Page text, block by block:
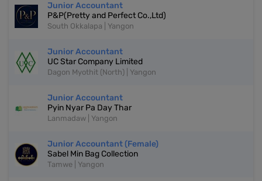
Junior Accountant
P&P(Pretty and Perfect Co.,Ltd)
South Okkalapa | Yangon
Junior Accountant
UC Star Company Limited
Dagon Myothit (North) | Yangon
Junior Accountant
Pyin Nyar Pa Day Thar
Lanmadaw | Yangon
Junior Accountant (Female)
Sabel Min Bag Collection
Tamwe | Yangon